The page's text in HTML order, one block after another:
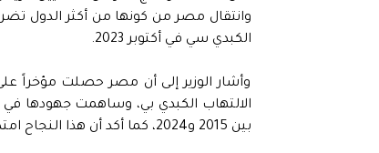
وانتقال مصر من كونها من أكثر الدول
الكبدي سي في أكتوبر 2023.
وأشار الوزير إلى أن مصر حصلت مؤخراً
بين 2015 و2024، كما أكد أن هذا النجاح امتد لخارج الحدود من خلال دعم 11 دولة أفريقية وآسيوية فنياً ودوائياً.